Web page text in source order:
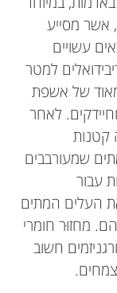
אשר מסייע
עשויים
של 100,000-10 אינדיבידואלים למטר
מאוד של אשפת
לאחר
קטנות
שמעורבבים
עבור
העלים המתים
מחזוּר חומרי
חשוב